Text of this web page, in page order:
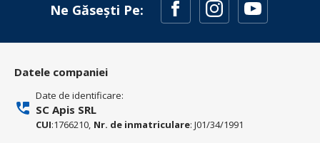
Ne Găsești Pe:
Datele companiei
Date de identificare:
SC Apis SRL
CUI:1766210, Nr. de inmatriculare: J01/34/1991